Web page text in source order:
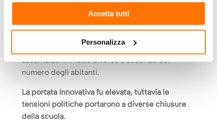
Accetta tutti
Personalizza
Tra questi, spicca lacasa realizzata con il
sistema del“Baukasten im Grossen” –
dove sei blocchi residenziali possono essere
assemblati in modo diverso a seconda del
numero degli abitanti.
La portata innovativa fu elevata, tuttavia le
tensioni politiche portarono a diverse chiusure
della scuola.